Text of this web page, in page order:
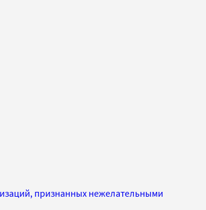
признанных нежелательными